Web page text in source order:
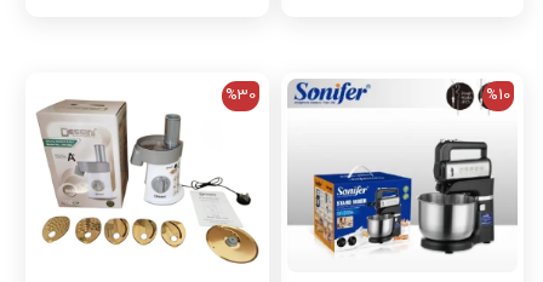
%10
%30